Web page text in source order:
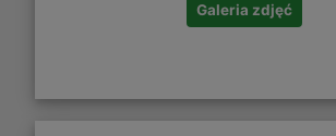
Galeria zdjęć